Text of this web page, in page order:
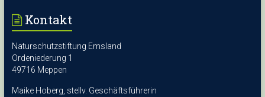
Kontakt
Naturschutzstiftung Emsland
Ordeniederung 1
49716 Meppen
Maike Hoberg, stellv. Geschäftsführerin